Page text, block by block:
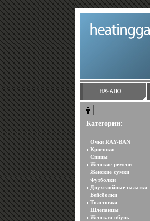
Категории:
Очки RAY-BAN
Крючоки
Спицы
Женские ремени
Женские сумки
Футболки
Двухслойные палатки
Бейсболки
Толстовки
Шлепанцы
Женская обувь